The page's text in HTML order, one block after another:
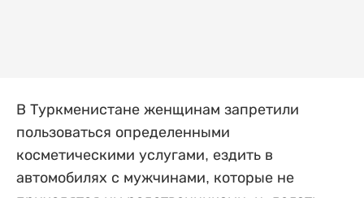
В Туркменистане женщинам запретили
пользоваться определенными
косметическими услугами, ездить в
автомобилях с мужчинами, которые не